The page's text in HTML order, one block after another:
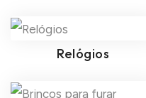
Relógios